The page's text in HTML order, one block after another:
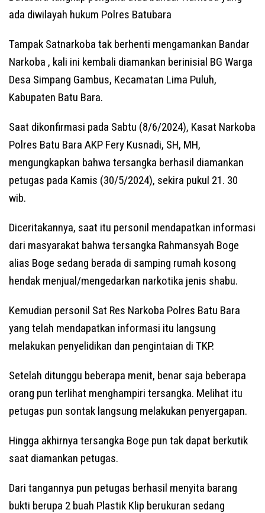
ada diwilayah hukum Polres Batubara
Tampak Satnarkoba tak berhenti mengamankan Bandar
Narkoba , kali ini kembali diamankan berinisial BG Warga
Desa Simpang Gambus, Kecamatan Lima Puluh,
Kabupaten Batu Bara.
Saat dikonfirmasi pada Sabtu (8/6/2024), Kasat Narkoba
Polres Batu Bara AKP Fery Kusnadi, SH, MH,
mengungkapkan bahwa tersangka berhasil diamankan
petugas pada Kamis (30/5/2024), sekira pukul 21. 30
wib.
Diceritakannya, saat itu personil mendapatkan informasi
dari masyarakat bahwa tersangka Rahmansyah Boge
alias Boge sedang berada di samping rumah kosong
hendak menjual/mengedarkan narkotika jenis shabu.
Kemudian personil Sat Res Narkoba Polres Batu Bara
yang telah mendapatkan informasi itu langsung
melakukan penyelidikan dan pengintaian di TKP.
Setelah ditunggu beberapa menit, benar saja beberapa
orang pun terlihat menghampiri tersangka. Melihat itu
petugas pun sontak langsung melakukan penyergapan.
Hingga akhirnya tersangka Boge pun tak dapat berkutik
saat diamankan petugas.
Dari tangannya pun petugas berhasil menyita barang
bukti berupa 2 buah Plastik Klip berukuran sedang